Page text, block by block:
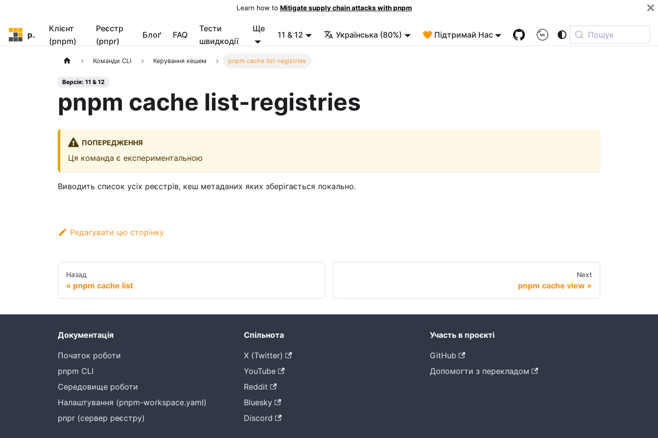
Learn how to Mitigate supply chain attacks with pnpm
pnpm
Клієнт
(pnpm)
Реєстр
(pnpr)
Блоґ FAQ
Тести
швидкодії
Ще
11 & 12 Українська (80%) 🧡 Підтримай Нас Пошук
Команди CLI Керування кешем pnpm cache list-registries
Версія: 11 & 12
pnpm cache list-registries
ПОПЕРЕДЖЕННЯ
Ця команда є експериментальною
Виводить список усіх реєстрів, кеш метаданих яких зберігається локально.
Редагувати цю сторінку
Назад
pnpm cache list
Next
pnpm cache view
Документація
Початок роботи
pnpm CLI
Середовище роботи
Налаштування (pnpm-workspace.yaml)
pnpr (сервер реєстру)
Спільнота
X (Twitter)
YouTube
Reddit
Bluesky
Discord
Участь в проєкті
GitHub
Допомогти з перекладом